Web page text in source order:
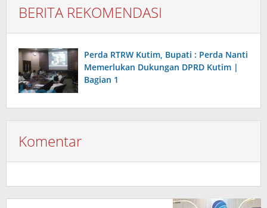
BERITA REKOMENDASI
Perda RTRW Kutim, Bupati : Perda Nanti
Memerlukan Dukungan DPRD Kutim |
Bagian 1
Komentar